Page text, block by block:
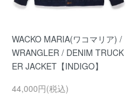
WACKO MARIA(ワコマリア) /
WRANGLER / DENIM TRUCK
ER JACKET【INDIGO】
44,000円(税込)